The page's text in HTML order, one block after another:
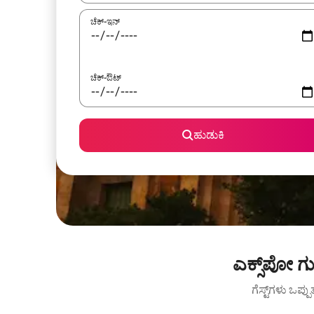
ಚೆಕ್-ಇನ್
ಚೆಕ್-ಔಟ್
ಹುಡುಕಿ
ಎಕ್ಸ್‌ಪೋ
ಗೆಸ್ಟ್‌ಗಳು